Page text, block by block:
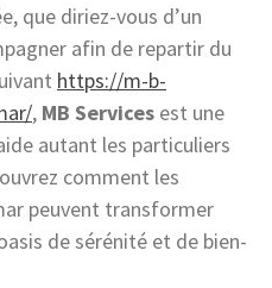
que diriez-vous d’un
afin de repartir du
https://m-b-
, MB Services est une
autant les particuliers
comment les
peuvent transformer
de sérénité et de bien-